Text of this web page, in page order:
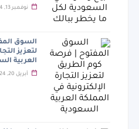
نوفمبر 13, 2024
السوق
لتعزيز
العربية
أبريل 20, 2024